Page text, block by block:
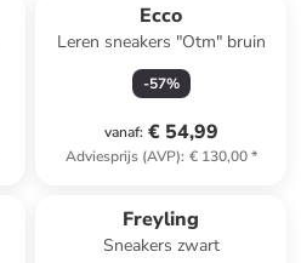
Ecco
Leren sneakers "Otm" bruin
-57%
vanaf: € 54,99
Adviesprijs (AVP): € 130,00*
Freyling
Sneakers zwart